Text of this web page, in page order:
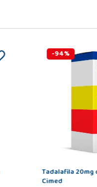
-94%
Tadalafila 20mg
Cimed